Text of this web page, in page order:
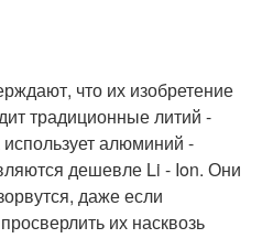
что их изобретение
традиционные литий -
алюминий -
дешевле Li - Ion. Они
даже если
их насквозь